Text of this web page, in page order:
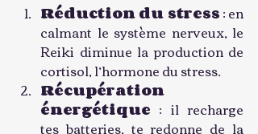
Réduction du stress : en
calmant le système nerveux, le
Reiki diminue la production de
cortisol, l’hormone du stress.
Récupération
énergétique : il recharge
tes batteries, te redonne de la